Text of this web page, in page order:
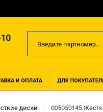
И ОПЛАТА ДЛЯ
диски 005050145